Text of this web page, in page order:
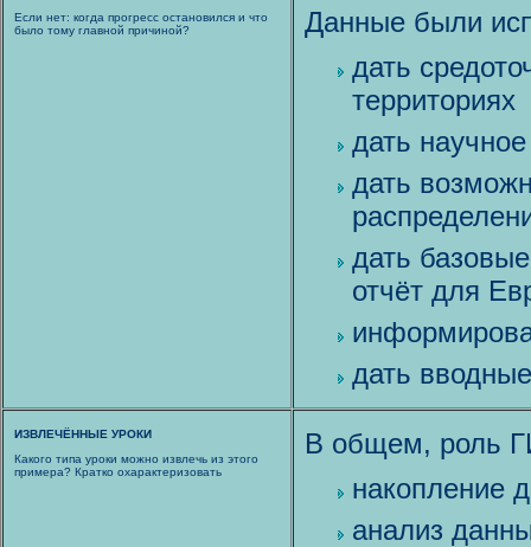
Если нет: когда прогресс остановился и что
было тому главной причиной?
Данные были
дать
территориях
дать
дать
дать
отчёт для
дать
ИЗВЛЕЧЁННЫЕ УРОКИ
Какого типа уроки можно извлечь из этого
примера? Кратко охарактеризовать
В общем, роль
накопление
анализ